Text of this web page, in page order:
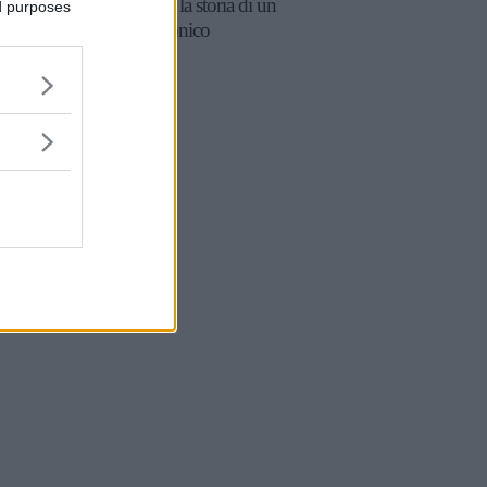
purposes
tiramisù: la storia di un
dolce iconico